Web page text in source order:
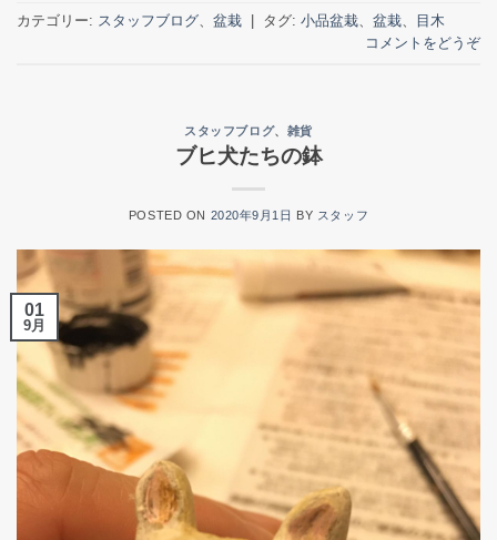
カテゴリー: スタッフブログ、 盆栽 タグ: 小品盆栽、 盆栽、
目木
コメントをどうぞ
スタッフブログ、 雑貨
ブヒ犬たちの鉢
POSTED ON 2020年9月1日 BY スタッフ
01
9月